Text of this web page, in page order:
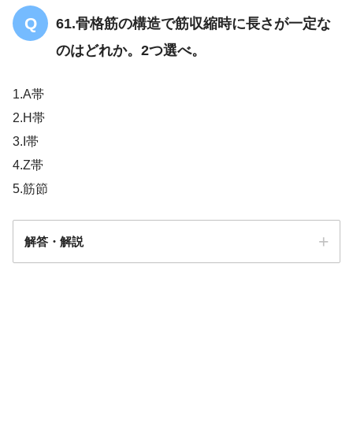
61.骨格筋の構造で筋収縮時に長さが一定な
のはどれか。2つ選べ。
1.A帯
2.H帯
3.I帯
4.Z帯
5.筋節
解答・解説